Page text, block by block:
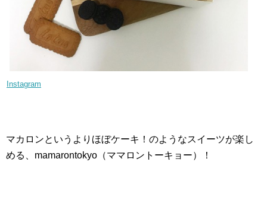
Instagram
マカロンというよりほぼケーキ！のようなスイーツが楽し
める、mamarontokyo（ママロントーキョー）！